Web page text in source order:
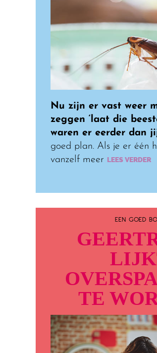
Nu zijn er vast weer
zeggen ‘laat die
waren er eerder dan
goed plan. Als je er één
vanzelf meer LEES VERDER
EEN GOED
TE